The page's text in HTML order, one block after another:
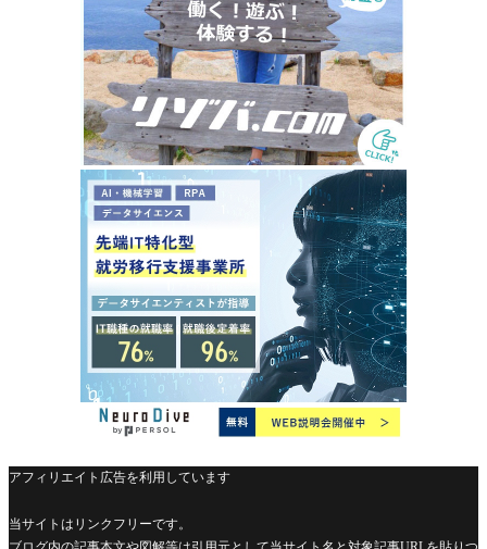
アフィリエイト広告を利用しています
当サイトはリンクフリーです。